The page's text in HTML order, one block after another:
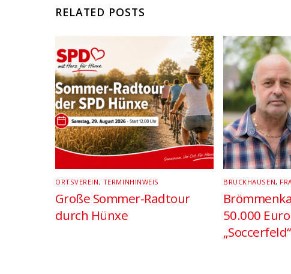
RELATED POSTS
ORTSVEREIN , TERMINHINWEIS
Große Sommer-Radtour
durch Hünxe
BRUCKHAUSEN,
50.000
„Soccerfeld“